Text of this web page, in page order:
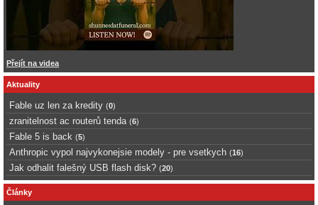
Přejít na videa
Aktuality
Fable uz len za kredity (0)
zranitelnost ac routerů tenda (6)
Fable 5 is back (5)
Anthropic vypol najvykonejsie modely - pre vsetkych (16)
Jak odhalit falešný USB flash disk? (20)
Články